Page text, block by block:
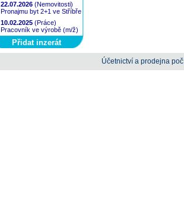
22.07.2026 (Nemovitosti)
Pronajmu byt 2+1 ve Stříbře
10.02.2025 (Práce)
Pracovník ve výrobě (m/ž)
Přidat inzerát
Účetnictví a prodejna